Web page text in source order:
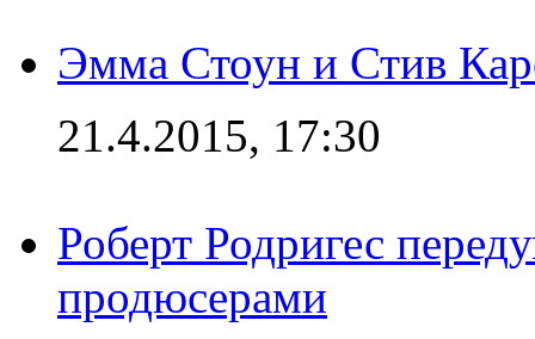
Эмма Стоун и Стив
21.4.2015, 17:30
Роберт Родригес
продюсерами